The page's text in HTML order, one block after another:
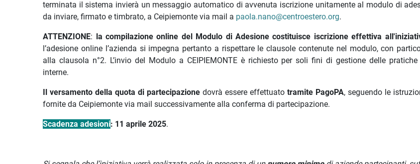
terminata il sistema invierà un messaggio automatico di avvenuta iscrizione unitamente al modulo di
da inviare, firmato e timbrato, a Ceipiemonte via mail a paola.nano@centroestero.org.
ATTENZIONE: la compilazione online del Modulo di Adesione costituisce iscrizione effettiva
l’adesione online l’azienda si impegna pertanto a rispettare le clausole contenute nel modulo, con
alla clausola n°2. L’invio del Modulo a CEIPIEMONTE è richiesto per soli fini di gestione delle
interne.
Il versamento della quota di partecipazione dovrà essere effettuatotramite PagoPA, seguendo le
fornite da Ceipiemonte via mail successivamente alla conferma di partecipazione.
Scadenza adesioni: 11 aprile 2025.